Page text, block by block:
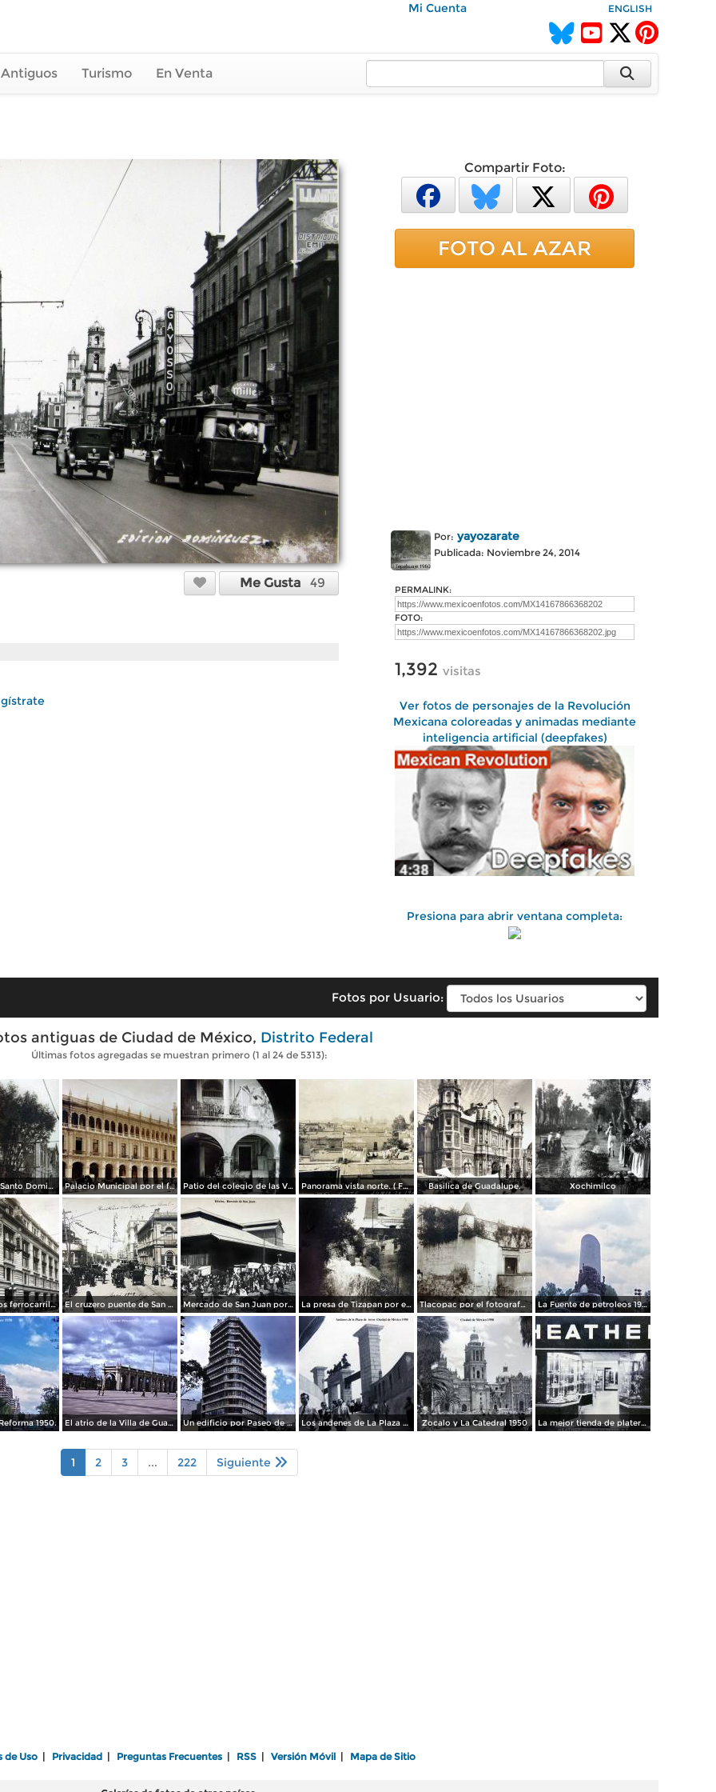
Mi Cuenta ENGLISH
Turismo En Venta
Me Gusta 49
Compartir Foto:
FOTO AL AZAR
Por: yayozarate
Publicada: Noviembre 24, 2014
PERMALINK:
FOTO:
1,392 visitas
Ver fotos de personajes de la Revolución
Mexicana coloreadas y animadas mediante
inteligencia artificial (deepfakes)
Presiona para abrir ventana completa:
Fotos por Usuario:
antiguas de Ciudad de México, Distrito Federal
Últimas fotos agregadas se muestran primero (1 al 24 de 5313):
La Iglesia de Santo Domingo. Palacio Municipal por el fotografo Hugo Brehme.. Patio del colegio de las Vizcainas por el fotografo Hugo Brehme. Panorama vista norte. ( Fechada el 20 de Junio de 1905 ). Basilica de Guadalupe. Xochimilco
Edicicio de los ferrocarriles. El cruzero puente de San Francisco y Guardiola por el fotografo Felix Miret. Mercado de San Juan por el fotografo Felix Miret La presa de Tizapan por el fotografo Fernando Kososky. ( Circulada el 22 de Diembre de 1910 ). Tlacopac por el fotografo Hugo Brehme. La Fuente de petroleos 1950.
1950. El atrio de la Villa de Guadalupe 1950. Un edificio por Paseo de La Reforma 1950 Los andenes de La Plaza de toros Ciudad de México 1950 Zocalo y La Catedral 1950 La mejor tienda de plateria.
1 2 3 ... 222 Siguiente
de Uso Privacidad Preguntas Frecuentes RSS Versión Móvil Mapa de Sitio